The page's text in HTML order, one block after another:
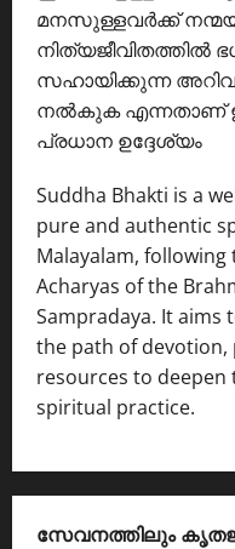
മനസുള്ളവർക്ക്
നിത്യജീവിതത്തിൽ
സഹായിക്കുന്ന
നൽകുക എന്നതാണ് ഈ
പ്രധാന ഉദ്ദേശ്യം
Suddha Bhakti is a
pure and authentic
Malayalam,
Acharyas of the
Sampradaya. It aims
the path of
resources to
spiritual practice.
സേവനത്തിലും